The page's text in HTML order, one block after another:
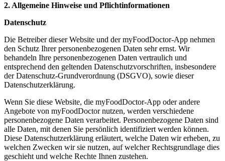
2. Allgemeine Hinweise und Pflichtinformationen
Datenschutz
Die Betreiber dieser Website und der myFoodDoctor-App nehmen
den Schutz Ihrer personenbezogenen Daten sehr ernst. Wir
behandeln Ihre personenbezogenen Daten vertraulich und
entsprechend den geltenden Datenschutzvorschriften, insbesondere
der Datenschutz-Grundverordnung (DSGVO), sowie dieser
Datenschutzerklärung.
Wenn Sie diese Website, die myFoodDoctor-App oder andere
Angebote von myFoodDoctor nutzen, werden verschiedene
personenbezogene Daten verarbeitet. Personenbezogene Daten sind
alle Daten, mit denen Sie persönlich identifiziert werden können.
Diese Datenschutzerklärung erläutert, welche Daten wir erheben, zu
welchen Zwecken wir sie nutzen, auf welcher Rechtsgrundlage dies
geschieht und welche Rechte Ihnen zustehen.